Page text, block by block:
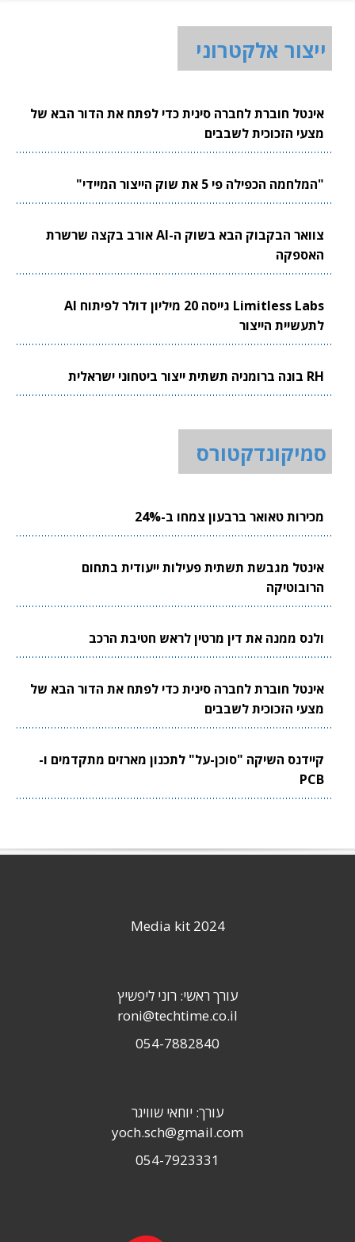
ייצור אלקטרוני
אינטל חוברת לחברה סינית כדי לפתח את הדור הבא של
מצעי הזכוכית לשבבים
"המלחמה הכפילה פי 5 את שוק הייצור המיידי"
צוואר הבקבוק הבא בשוק ה-AI אורב בקצה שרשרת
האספקה
Limitless Labs גייסה 20 מיליון דולר לפיתוח AI
לתעשיית הייצור
RH בונה ברומניה תשתית ייצור ביטחוני ישראלית
סמיקונדקטורס
מכירות טאואר ברבעון צמחו ב-24%
אינטל מגבשת תשתית פעילות ייעודית בתחום
הרובוטיקה
ולנס ממנה את דין מרטין לראש חטיבת הרכב
אינטל חוברת לחברה סינית כדי לפתח את הדור הבא של
מצעי הזכוכית לשבבים
קיידנס השיקה "סוכן-על" לתכנון מארזים מתקדמים ו-
PCB
Media kit 2024
עורך ראשי: רוני ליפשיץ
roni@techtime.co.il
054-7882840
עורך: יוחאי שוויגר
yoch.sch@gmail.com
054-7923331